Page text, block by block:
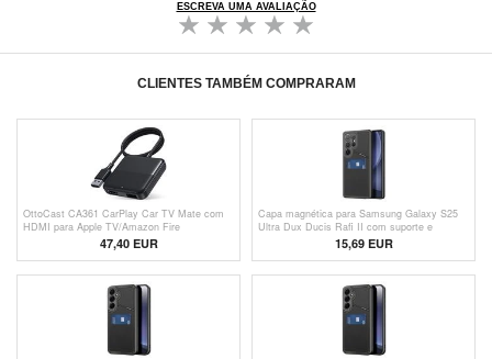
ESCREVA UMA AVALIAÇÃO
CLIENTES TAMBÉM COMPRARAM
OttoCast CA361 CarPlay Car TV Mate com
HDMI para Apple TV/Amazon Fire
47,40 EUR
Capa magnética para Samsung Galaxy S25
Ultra Dux Ducis Rafi II com suporte e
ranhuras para cartões - Preto
15,69 EUR